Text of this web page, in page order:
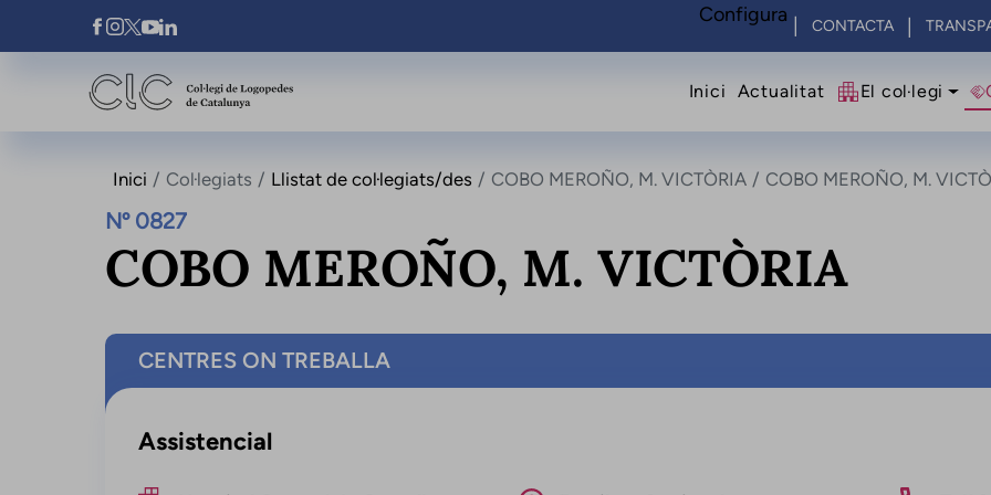
Vés al contingut
Xarxes Socials CONTACTA
Navegació
Inici Actualitat El col·legi
Inici Col·legiats Llistat de col·legiats/des COBO MEROÑO, M. VICTÒRIA COBO MEROÑO, M.
Nº 0827
COBO MEROÑO, M. VICTÒRIA
CENTRES ON TREBALLA
Assistencial
Configura